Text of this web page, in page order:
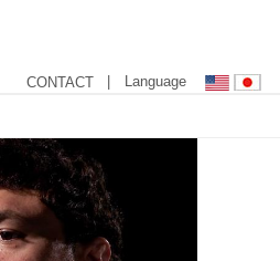
CONTACT | Language